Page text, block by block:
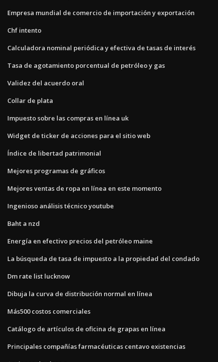
Empresa mundial de comercio de importación y exportación
Chf intento
Calculadora nominal periódica y efectiva de tasas de interés
Tasa de agotamiento porcentual de petróleo y gas
Validez del acuerdo oral
Collar de plata
Impuesto sobre las compras en línea uk
Widget de ticker de acciones para el sitio web
Índice de libertad patrimonial
Mejores programas de gráficos
Mejores ventas de ropa en línea en este momento
Ingenioso análisis técnico youtube
Baht a nzd
Energía en efectivo precios del petróleo maine
La búsqueda de tasa de impuesto a la propiedad del condado
Dm rate list lucknow
Dibuja la curva de distribución normal en línea
Más500 costos comerciales
Catálogo de artículos de oficina de grapas en línea
Principales compañías farmacéuticas centavo existencias